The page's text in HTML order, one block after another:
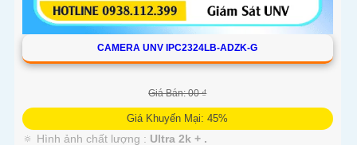
CAMERA UNV IPC2324LB-ADZK-G
Giá Bán: 00 ₫
Giá Khuyến Mại: 45%
🔅 Hình ảnh chất lượng : Ultra 2k + .